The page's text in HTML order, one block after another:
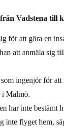
Vadstena till
för att göra en
att anmäla sig
ingenjör för
i Malmö.
har inte bestämt
inte flyget hem,